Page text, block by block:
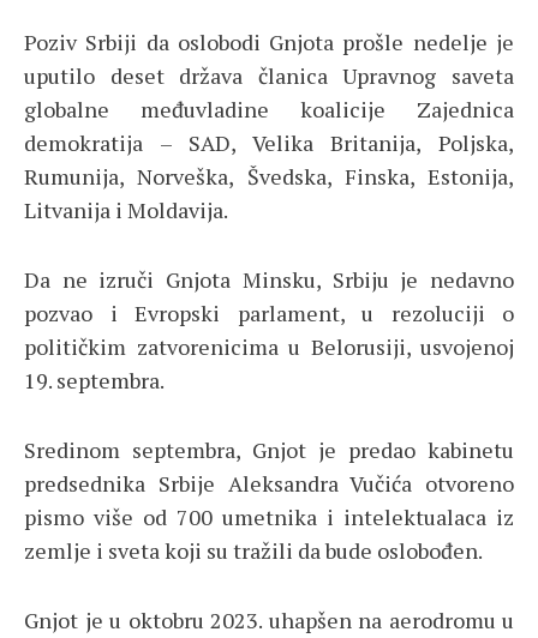
Poziv Srbiji da oslobodi Gnjota prošle nedelje je
uputilo deset država članica Upravnog saveta
globalne međuvladine koalicije Zajednica
demokratija – SAD, Velika Britanija, Poljska,
Rumunija, Norveška, Švedska, Finska, Estonija,
Litvanija i Moldavija.
Da ne izruči Gnjota Minsku, Srbiju je nedavno
pozvao i Evropski parlament, u rezoluciji o
političkim zatvorenicima u Belorusiji, usvojenoj
19. septembra.
Sredinom septembra, Gnjot je predao kabinetu
predsednika Srbije Aleksandra Vučića otvoreno
pismo više od 700 umetnika i intelektualaca iz
zemlje i sveta koji su tražili da bude oslobođen.
Gnjot je u oktobru 2023. uhapšen na aerodromu u